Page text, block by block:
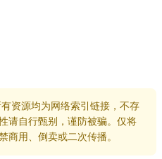
资源均为网络索引链接，不存
请自行甄别，谨防被骗。仅将
商用、倒卖或二次传播。